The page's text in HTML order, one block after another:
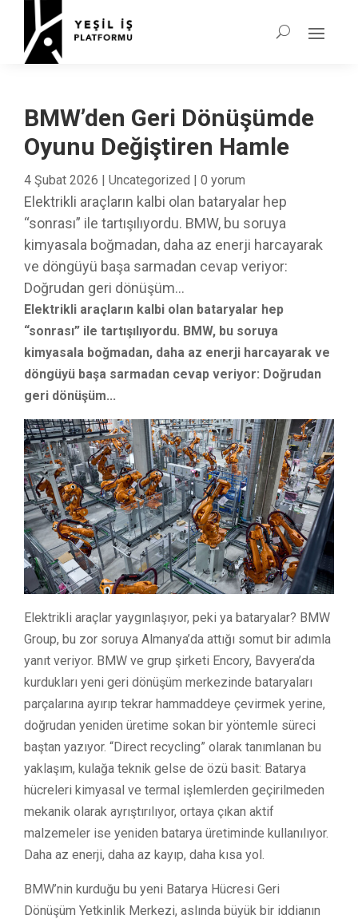
BMW’den Geri Dönüşümde
Oyunu Değiştiren Hamle
4 Şubat 2026 | Uncategorized | 0 yorum
Elektrikli araçların kalbi olan bataryalar hep
“sonrası” ile tartışılıyordu. BMW, bu soruya
kimyasala boğmadan, daha az enerji harcayarak
ve döngüyü başa sarmadan cevap veriyor:
Doğrudan geri dönüşüm...
Elektrikli araçların kalbi olan bataryalar hep
“sonrası” ile tartışılıyordu. BMW, bu soruya
kimyasala boğmadan, daha az enerji harcayarak ve
döngüyü başa sarmadan cevap veriyor: Doğrudan
geri dönüşüm...
Elektrikli araçlar yaygınlaşıyor, peki ya bataryalar? BMW
Group, bu zor soruya Almanya’da attığı somut bir adımla
yanıt veriyor. BMW ve grup şirketi Encory, Bavyera’da
kurdukları yeni geri dönüşüm merkezinde bataryaları
parçalarına ayırıp tekrar hammaddeye çevirmek yerine,
doğrudan yeniden üretime sokan bir yöntemle süreci
baştan yazıyor. “Direct recycling” olarak tanımlanan bu
yaklaşım, kulağa teknik gelse de özü basit: Batarya
hücreleri kimyasal ve termal işlemlerden geçirilmeden
mekanik olarak ayrıştırılıyor, ortaya çıkan aktif
malzemeler ise yeniden batarya üretiminde kullanılıyor.
Daha az enerji, daha az kayıp, daha kısa yol.
BMW’nin kurduğu bu yeni Batarya Hücresi Geri
Dönüşüm Yetkinlik Merkezi, aslında büyük bir iddianın